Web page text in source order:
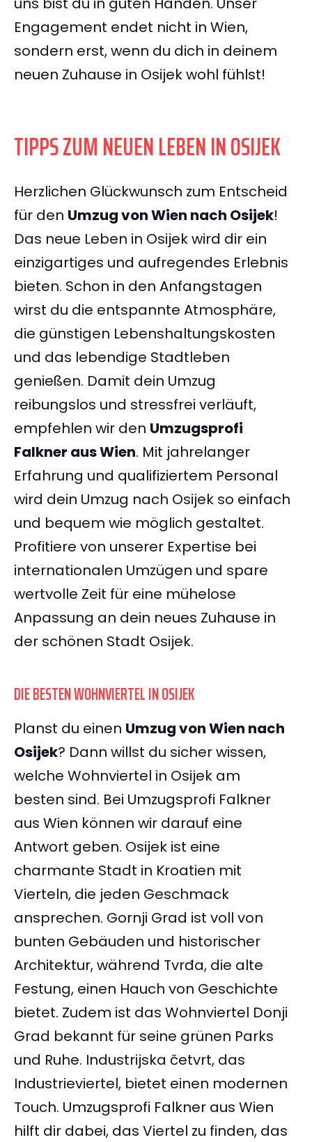
Engagement endet nicht in Wien,
sondern erst, wenn du dich in deinem
neuen Zuhause in Osijek wohl fühlst!
TIPPS ZUM NEUEN LEBEN IN OSIJEK
Herzlichen Glückwunsch zum Entscheid
für den Umzug von Wien nach Osijek!
Das neue Leben in Osijek wird dir ein
einzigartiges und aufregendes Erlebnis
bieten. Schon in den Anfangstagen
wirst du die entspannte Atmosphäre,
die günstigen Lebenshaltungskosten
und das lebendige Stadtleben
genießen. Damit dein Umzug
reibungslos und stressfrei verläuft,
empfehlen wir den Umzugsprofi
Falkner aus Wien. Mit jahrelanger
Erfahrung und qualifiziertem Personal
wird dein Umzug nach Osijek so einfach
und bequem wie möglich gestaltet.
Profitiere von unserer Expertise bei
internationalen Umzügen und spare
wertvolle Zeit für eine mühelose
Anpassung an dein neues Zuhause in
der schönen Stadt Osijek.
DIE BESTEN WOHNVIERTEL IN OSIJEK
Planst du einen Umzug von Wien nach
Osijek? Dann willst du sicher wissen,
welche Wohnviertel in Osijek am
besten sind. Bei Umzugsprofi Falkner
aus Wien können wir darauf eine
Antwort geben. Osijek ist eine
charmante Stadt in Kroatien mit
Vierteln, die jeden Geschmack
ansprechen. Gornji Grad ist voll von
bunten Gebäuden und historischer
Architektur, während Tvrđa, die alte
Festung, einen Hauch von Geschichte
bietet. Zudem ist das Wohnviertel Donji
Grad bekannt für seine grünen Parks
und Ruhe. Industrijska četvrt, das
Industrieviertel, bietet einen modernen
Touch. Umzugsprofi Falkner aus Wien
hilft dir dabei, das Viertel zu finden, das